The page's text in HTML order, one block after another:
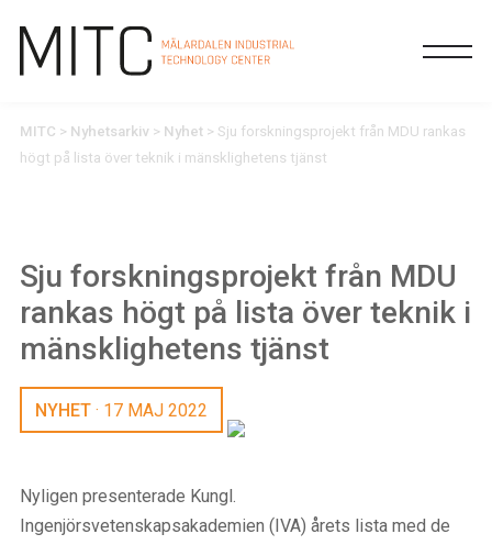
MITC > Nyhetsarkiv> Nyhet> Sju forskningsprojekt från MDU rankas
högt på lista över teknik i mänsklighetens tjänst
Sju forskningsprojekt från MDU
rankas högt på lista över teknik i
mänsklighetens tjänst
NYHET· 17 MAJ 2022
Nyligen presenterade Kungl.
Ingenjörsvetenskapsakademien (IVA) årets lista med de